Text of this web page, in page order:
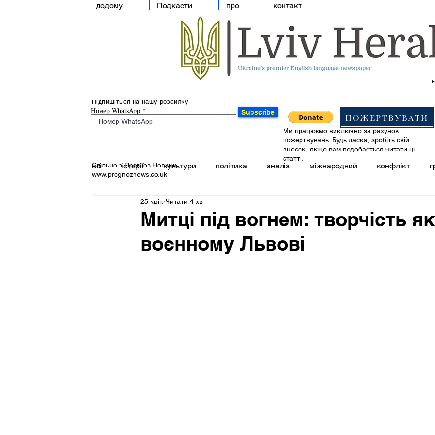
додому Подкасти про контакт
Підпишіться на нашу розсилку
Номер WhatsApp Subscribe ПОЖЕРТВУВАТИ
Спільно з Прогноз Новини
www.prognoznews.co.uk
Ми працюємо виключно за рахунок
пожертвувань. Будь ласка, зробіть свій
внесок, якщо вам подобається читати ці
статті.
всі історії культури політика аналіз міжнародний конфлікт
Митці під вогнем: творчість
воєнному Львові
25 квіт. Читати 4 хв